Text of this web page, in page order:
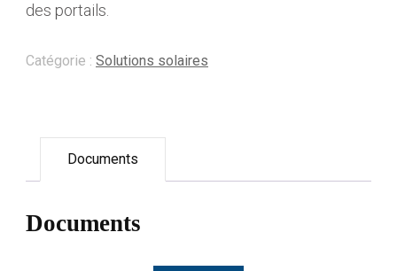
des portails.
Catégorie : Solutions solaires
Documents
Documents